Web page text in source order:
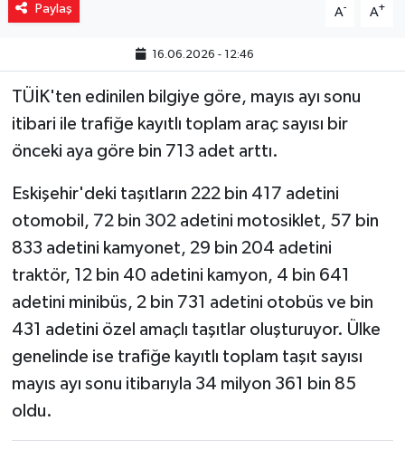
Paylaş A- A+
16.06.2026 - 12:46
TÜİK'ten edinilen bilgiye göre, mayıs ayı sonu
itibari ile trafiğe kayıtlı toplam araç sayısı bir
önceki aya göre bin 713 adet arttı.
Eskişehir'deki taşıtların 222 bin 417 adetini
otomobil, 72 bin 302 adetini motosiklet, 57 bin
833 adetini kamyonet, 29 bin 204 adetini
traktör, 12 bin 40 adetini kamyon, 4 bin 641
adetini minibüs, 2 bin 731 adetini otobüs ve bin
431 adetini özel amaçlı taşıtlar oluşturuyor. Ülke
genelinde ise trafiğe kayıtlı toplam taşıt sayısı
mayıs ayı sonu itibarıyla 34 milyon 361 bin 85
oldu.